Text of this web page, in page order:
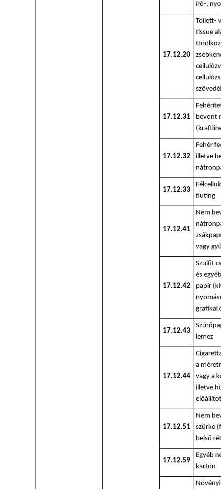
író-,
17.12.20
Toilett-
tissue
17.12.31
bevont
17.12.32
Fehér
illetve
17.12.33
fluting
17.12.41
Nem
vagy
17.12.42
Szulfit
és
papír
grafikai
17.12.43
lemez
17.12.44
a
vagy a
illetve
17.12.51
Nem
szürke
belső
17.12.59
Egyéb
karton